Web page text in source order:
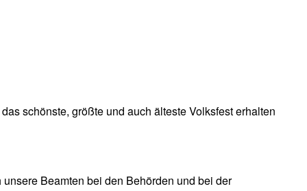
schönste, größte und auch älteste Volksfest erhalten
Beamten bei den Behörden und bei der